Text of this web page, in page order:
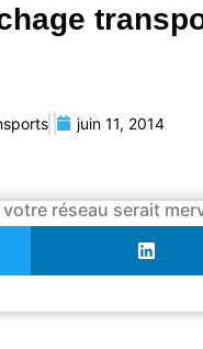
juin 11, 2014
réseau serait